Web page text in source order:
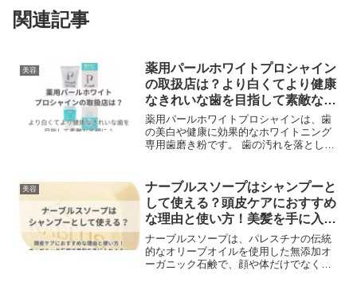
関連記事
美容
薬用パールホワイトプロシャイン
の取扱店は？より白くてより健康
なきれいな歯を目指して素敵な笑
顔に♪
薬用パールホワイトプロシャインは、歯
の美白や健康に効果的なホワイトニング
専用歯磨き粉です。 歯の汚れを落とし、
ぷり入っています。しかも、泡立ちが少
なくて口の中がすっきりします。
美容
ナーブルスソープはシャンプーと
して使える？頭皮ケアにおすすめ
な理由と使い方！美髪を手に入れ
よう♪
ナーブルスソープは、パレスチナの伝統
的なオリーブオイルを使用した無添加オ
ーガニック石鹸で、顔や体だけでなく、